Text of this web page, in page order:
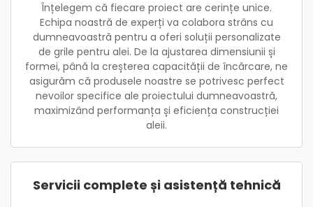
Înțelegem că fiecare proiect are cerințe unice.
Echipa noastră de experți va colabora strâns cu
dumneavoastră pentru a oferi soluții personalizate
de grile pentru alei. De la ajustarea dimensiunii și
formei, până la creșterea capacității de încărcare, ne
asigurăm că produsele noastre se potrivesc perfect
nevoilor specifice ale proiectului dumneavoastră,
maximizând performanța și eficiența construcției
aleii.
Servicii complete și asistență tehnică